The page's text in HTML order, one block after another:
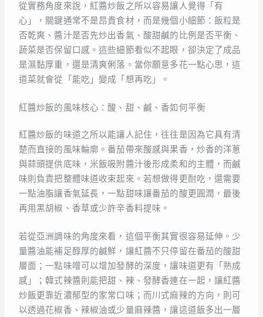
從實務角度來說，紅醬炒飯之所以容易讓人覺得「有
心」，關鍵通常不是昂貴食材，而是幾個小細節：飯粒是
否乾爽、醬汁是否先炒出香氣、酸甜鹹的比例是否平衡、
蔬菜是否保留口感。這些細節看似不起眼，卻決定了成品
是濕黏厚重，還是清爽俐落。當你願意多花一點心思，這
道菜就會從「能吃」變成「想再吃」。
紅醬炒飯的風味核心：酸、甜、鹹、香如何平衡
紅醬炒飯的味道之所以能讓人記住，往往是因為它具有清
楚而直接的風味輪廓。番茄帶來酸感與果香，炒香的洋蔥
與蒜頭提供底味，米飯吸附醬汁後形成柔和的主體，而鹹
味則負責把整體味道收束起來。若想做得更耐吃，還需要
一點油脂讓香氣延長，一點甜味讓番茄的酸更圓潤，最後
再用黑胡椒、香草或少許辛香料提味。
若從亞洲調味的角度來看，這個平衡其實很容易延伸。少
量醬油能補足醇厚的鹹鮮，讓紅醬不只停留在番茄的酸甜
層面；一點味噌可以增加發酵的深度，讓味道更有「熟成
感」；韓式辣醬則能把甜、辣、發酵香連在一起，讓紅醬
炒飯更靠近濃郁型的家常口味；而川式麻辣的方向，則可
以透過花椒香、辣椒油或少量麻辣醬，讓這道飯多出一層